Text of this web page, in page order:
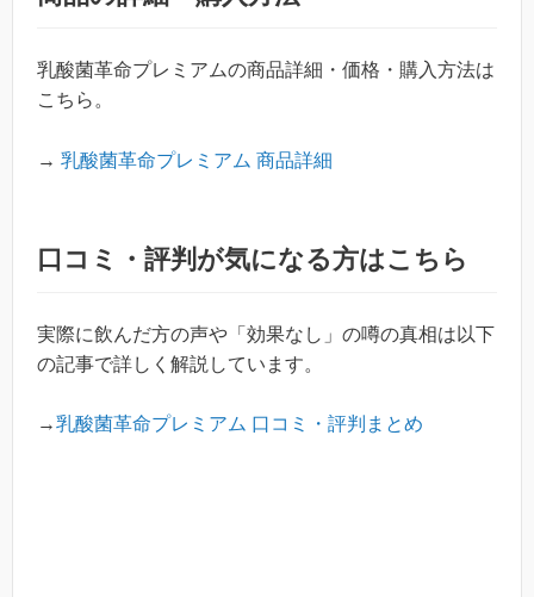
乳酸菌革命プレミアムの商品詳細・価格・購入方法は
こちら。
→ 乳酸菌革命プレミアム 商品詳細
口コミ・評判が気になる方はこちら
実際に飲んだ方の声や「効果なし」の噂の真相は以下
の記事で詳しく解説しています。
→乳酸菌革命プレミアム 口コミ・評判まとめ